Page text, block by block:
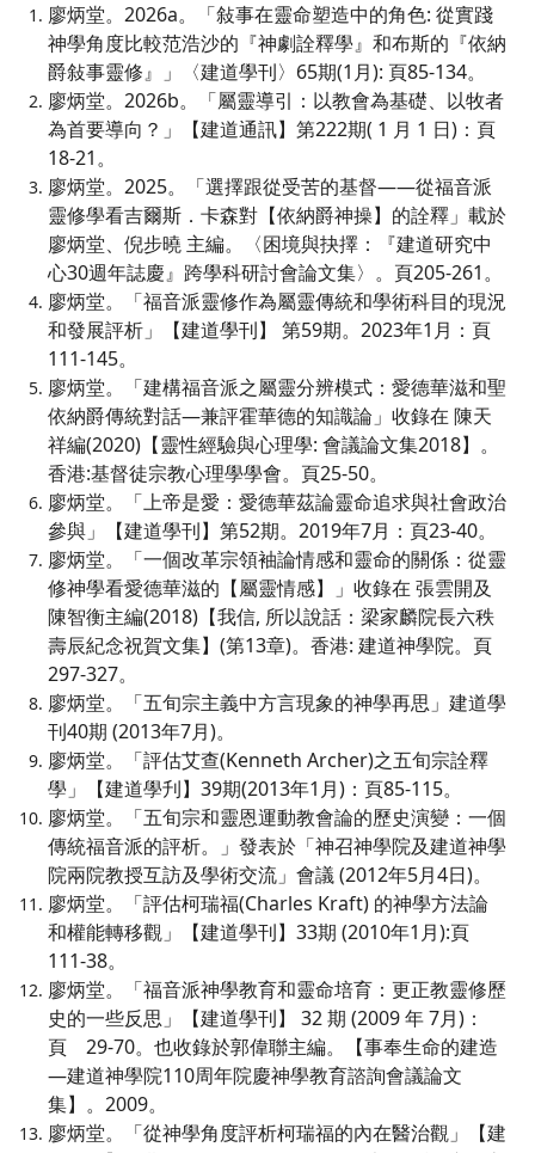
廖炳堂。2026a。「敍事在靈命塑造中的角色: 從實踐
神學角度比較范浩沙的『神劇詮釋學』和布斯的『依納
爵敍事靈修』」〈建道學刊〉65期(1月): 頁85-134。
廖炳堂。2026b。「屬靈導引：以教會為基礎、以牧者
為首要導向？」【建道通訊】第222期( 1 月 1 日)：頁
18-21。
廖炳堂。2025。「選擇跟從受苦的基督——從福音派
靈修學看吉爾斯．卡森對【依納爵神操】的詮釋」載於
廖炳堂、倪步曉 主編。〈困境與抉擇：『建道研究中
心30週年誌慶』跨學科研討會論文集〉。頁205-261。
廖炳堂。「福音派靈修作為屬靈傳統和學術科目的現況
和發展評析」【建道學刊】 第59期。2023年1月：頁
111-145。
廖炳堂。「建構福音派之屬靈分辨模式：愛德華滋和聖
依納爵傳統對話—兼評霍華德的知識論」收錄在 陳天
祥編(2020)【靈性經驗與心理學: 會議論文集2018】。
香港:基督徒宗教心理學學會。頁25-50。
廖炳堂。「上帝是愛：愛德華茲論靈命追求與社會政治
參與」【建道學刊】第52期。2019年7月：頁23-40。
廖炳堂。「一個改革宗領袖論情感和靈命的關係：從靈
修神學看愛德華滋的【屬靈情感】」收錄在 張雲開及
陳智衡主編(2018)【我信, 所以說話：梁家麟院長六秩
壽辰紀念祝賀文集】(第13章)。香港: 建道神學院。頁
297-327。
廖炳堂。「五旬宗主義中方言現象的神學再思」建道學
刊40期 (2013年7月)。
廖炳堂。「評估艾查(Kenneth Archer)之五旬宗詮釋
學」【建道學刋】39期(2013年1月)：頁85-115。
廖炳堂。「五旬宗和靈恩運動教會論的歷史演變：一個
傳統福音派的評析。」發表於「神召神學院及建道神學
院兩院教授互訪及學術交流」會議 (2012年5月4日)。
廖炳堂。「評估柯瑞福(Charles Kraft) 的神學方法論
和權能轉移觀」【建道學刊】33期 (2010年1月):頁
111-38。
廖炳堂。「福音派神學教育和靈命培育：更正教靈修歷
史的一些反思」【建道學刊】 32 期 (2009 年 7月)：
頁 29-70。也收錄於郭偉聯主編。【事奉生命的建造
—建道神學院110周年院慶神學教育諮詢會議論文
集】。2009。
廖炳堂。「從神學角度評析柯瑞福的內在醫治觀」【建